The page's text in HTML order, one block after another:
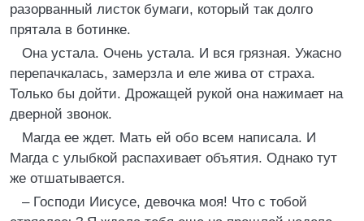
разорванный листок бумаги, который так долго
прятала в ботинке.
Она устала. Очень устала. И вся грязная. Ужасно
перепачкалась, замерзла и еле жива от страха.
Только бы дойти. Дрожащей рукой она нажимает на
дверной звонок.
Магда ее ждет. Мать ей обо всем написала. И
Магда с улыбкой распахивает объятия. Однако тут
же отшатывается.
– Господи Иисусе, девочка моя! Что с тобой